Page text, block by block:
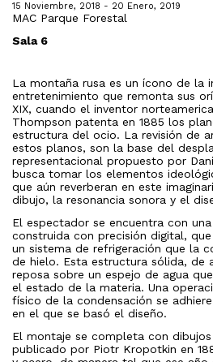
15 Noviembre, 2018 - 20 Enero, 2019
MAC Parque Forestal
Sala 6
La montaña rusa es un ícono de la
entretenimiento que remonta sus
XIX, cuando el inventor
Thompson patenta en 1885 los
estructura del ocio. La revisión de
estos planos, son la base del
representacional propuesto por
busca tomar los elementos
que aún reverberan en este
dibujo, la resonancia sonora y el
El espectador se encuentra con
construida con precisión digital,
un sistema de refrigeración que la
de hielo. Esta estructura sólida, de
reposa sobre un espejo de agua
el estado de la materia. Una
físico de la condensación se
en el que se basó el diseño.
El montaje se completa con
publicado por Piotr Kropotkin en